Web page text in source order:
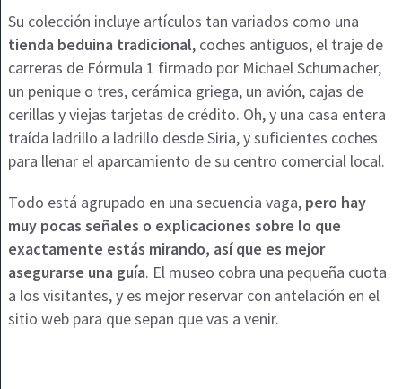
Su colección incluye artículos tan variados como una
tienda beduina tradicional, coches antiguos, el traje de
carreras de Fórmula 1 firmado por Michael Schumacher,
un penique o tres, cerámica griega, un avión, cajas de
cerillas y viejas tarjetas de crédito. Oh, y una casa entera
traída ladrillo a ladrillo desde Siria, y suficientes coches
para llenar el aparcamiento de su centro comercial local.
Todo está agrupado en una secuencia vaga, pero hay
muy pocas señales o explicaciones sobre lo que
exactamente estás mirando, así que es mejor
asegurarse una guía. El museo cobra una pequeña cuota
a los visitantes, y es mejor reservar con antelación en el
sitio web para que sepan que vas a venir.